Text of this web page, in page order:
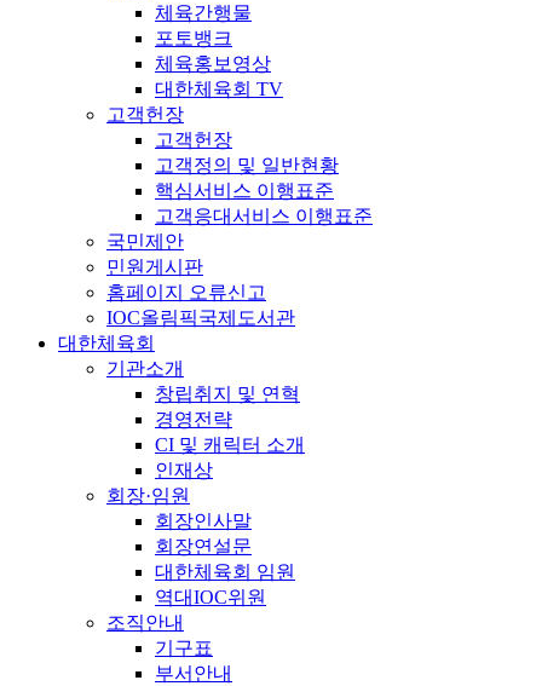
체육간행물
포토뱅크
체육홍보영상
대한체육회 TV
고객헌장
고객헌장
고객정의 및 일반현황
핵심서비스 이행표준
고객응대서비스 이행표준
국민제안
민원게시판
홈페이지 오류신고
IOC올림픽국제도서관
대한체육회
기관소개
창립취지 및 연혁
경영전략
CI 및 캐릭터 소개
인재상
회장·임원
회장인사말
회장연설문
대한체육회 임원
역대IOC위원
조직안내
기구표
부서안내